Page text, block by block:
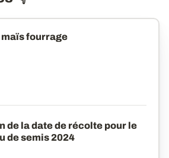
maïs fourrage
de la date de récolte pour le
de semis 2024